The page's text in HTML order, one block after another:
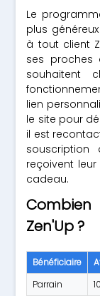
Le
plus
à tout client
ses proches
souhaitent
lien
le site pour
il est
souscription
reçoivent
cadeau.
Zen'Up ?
Bénéficiaire
Parrain